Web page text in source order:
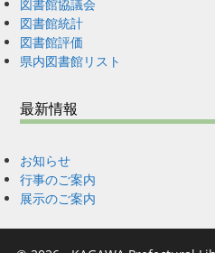
図書館協議会
図書館統計
図書館評価
県内図書館リスト
最新情報
お知らせ
行事のご案内
展示のご案内